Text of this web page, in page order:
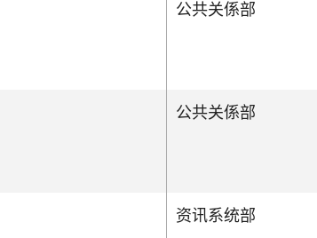
公共关係部
公共关係部
资讯系统部